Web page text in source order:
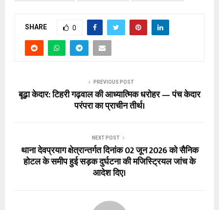
SHARE 0
PREVIOUS POST
बूढ़ा केदार: टिहरी गढ़वाल की आध्यात्मिक धरोहर — पंच केदार
परंपरा का प्राचीन तीर्थ।
NEXT POST
थाना देवप्रयाग क्षेत्रान्तर्गत दिनांक 02 जून 2026 को सैनिक
होटल के समीप हुई सड़क दुर्घटना की मजिस्ट्रियल जांच के
आदेश दिए।